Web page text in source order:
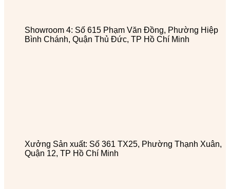
Showroom 4: Số 615 Phạm Văn Đồng, Phường Hiệp
Bình Chánh, Quận Thủ Đức, TP Hồ Chí Minh
Xưởng Sản xuất: Số 361 TX25, Phường Thạnh Xuân,
Quận 12, TP Hồ Chí Minh